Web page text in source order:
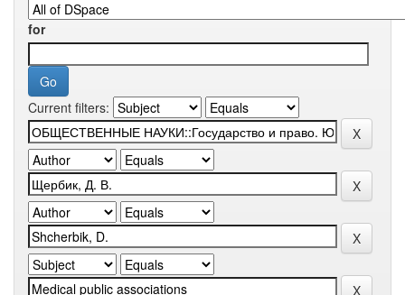
for
Current filters: